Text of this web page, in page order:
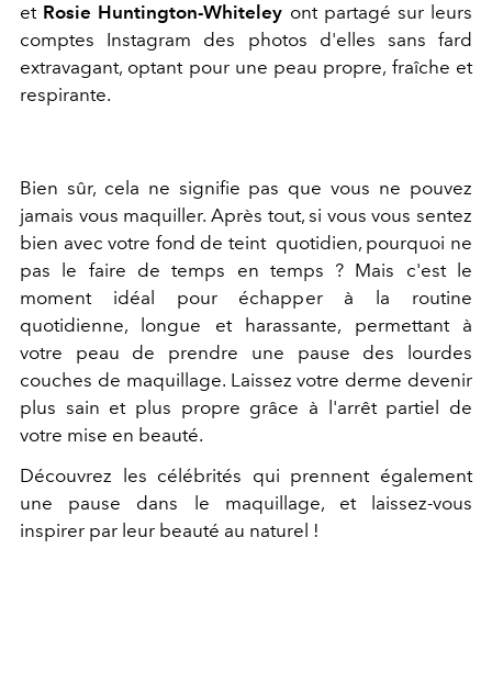
et Rosie Huntington-Whiteley ont partagé sur leurs
comptes Instagram des photos d'elles sans fard
extravagant, optant pour une peau propre, fraîche et
respirante.
Bien sûr, cela ne signifie pas que vous ne pouvez
jamais vous maquiller. Après tout, si vous vous sentez
bien avec votre fond de teint quotidien, pourquoi ne
pas le faire de temps en temps ? Mais c'est le
moment idéal pour échapper à la routine
quotidienne, longue et harassante, permettant à
votre peau de prendre une pause des lourdes
couches de maquillage. Laissez votre derme devenir
plus sain et plus propre grâce à l'arrêt partiel de
votre mise en beauté.
Découvrez les célébrités qui prennent également
une pause dans le maquillage, et laissez-vous
inspirer par leur beauté au naturel !